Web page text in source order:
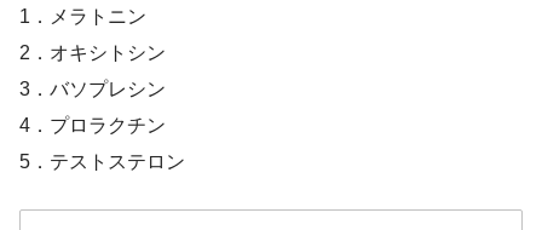
1．メラトニン
2．オキシトシン
3．バソプレシン
4．プロラクチン
5．テストステロン